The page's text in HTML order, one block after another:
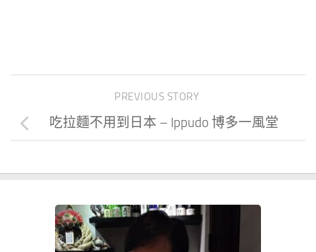
PREVIOUS STORY
吃拉麵不用到日本 – Ippudo 博多一風堂